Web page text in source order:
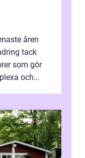
åren
tack
som gör
och